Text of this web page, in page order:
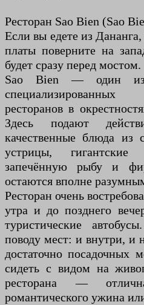
Ресторан Sao Bien (Sao
Если вы едете из
платы поверните на
будет сразу перед мостом.
Sao Bien — один из
ресторанов в
Здесь подают
качественные блюда из
устрицы, гигантские
запечённую рыбу и
остаются вполне
Ресторан очень
утра и до позднего
туристические
поводу мест: и внутри, и
достаточно посадочных
сидеть с видом на
ресторана —
романтического ужина